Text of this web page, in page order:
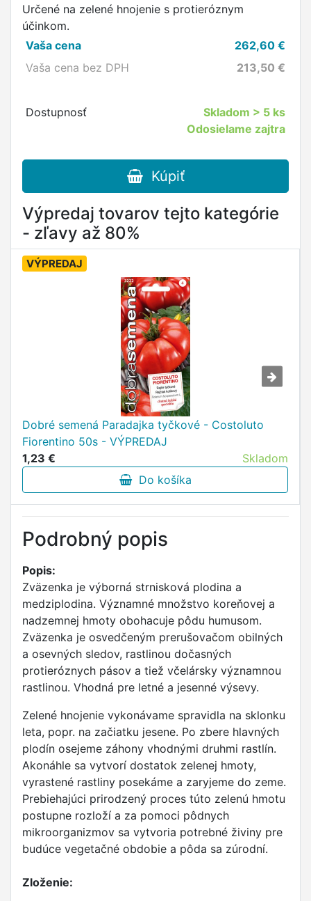
Určené na zelené hnojenie s protieróznym
účinkom.
Vaša cena
262,60 €
Vaša cena bez DPH
213,50 €
Dostupnosť Skladom > 5 ks
Odosielame zajtra
Kúpiť
Výpredaj tovarov tejto kategórie
- zľavy až 80%
VÝPREDAJ
Dobré semená Paradajka tyčkové - Costoluto
Fiorentino 50s - VÝPREDAJ
1,23 €
Skladom
Do košíka
Podrobný popis
Popis:
Zväzenka je výborná strnisková plodina a
medziplodina. Významné množstvo koreňovej a
nadzemnej hmoty obohacuje pôdu humusom.
Zväzenka je osvedčeným prerušovačom obilných
a osevných sledov, rastlinou dočasných
protieróznych pásov a tiež včelársky významnou
rastlinou. Vhodná pre letné a jesenné výsevy.
Zelené hnojenie vykonávame spravidla na sklonku
leta, popr. na začiatku jesene. Po zbere hlavných
plodín osejeme záhony vhodnými druhmi rastlín.
Akonáhle sa vytvorí dostatok zelenej hmoty,
vyrastené rastliny posekáme a zaryjeme do zeme.
Prebiehajúci prirodzený proces túto zelenú hmotu
postupne rozloží a za pomoci pôdnych
mikroorganizmov sa vytvoria potrebné živiny pre
budúce vegetačné obdobie a pôda sa zúrodní.
Zloženie: